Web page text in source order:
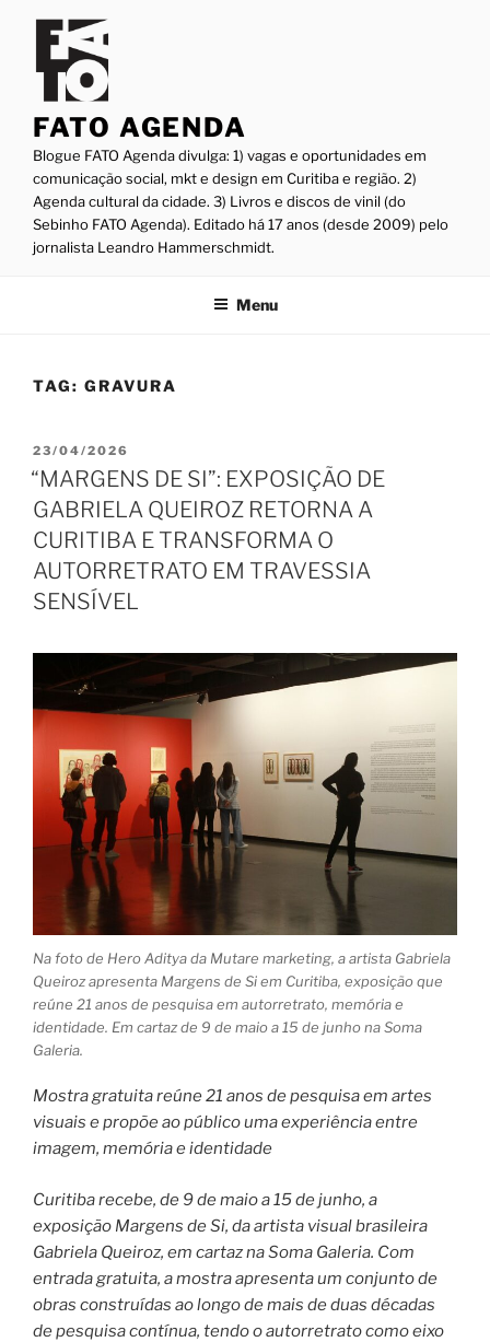
conteúdo
FATO AGENDA
Blogue FATO Agenda divulga: 1) vagas e oportunidades em
comunicação social, mkt e design em Curitiba e região. 2)
Agenda cultural da cidade. 3) Livros e discos de vinil (do
Sebinho FATO Agenda). Editado há 17 anos (desde 2009) pelo
jornalista Leandro Hammerschmidt.
Menu
TAG: GRAVURA
PUBLICADO
EM
23/04/2026
“MARGENS DE SI”: EXPOSIÇÃO DE
GABRIELA QUEIROZ RETORNA A
CURITIBA E TRANSFORMA O
AUTORRETRATO EM TRAVESSIA
SENSÍVEL
Na foto de Hero Aditya da Mutare marketing, a artista Gabriela
Queiroz apresenta Margens de Si em Curitiba, exposição que
reúne 21 anos de pesquisa em autorretrato, memória e
identidade. Em cartaz de 9 de maio a 15 de junho na Soma
Galeria.
Mostra gratuita reúne 21 anos de pesquisa em artes
visuais e propõe ao público uma experiência entre
imagem, memória e identidade
Curitiba recebe, de 9 de maio a 15 de junho, a
exposição Margens de Si, da artista visual brasileira
Gabriela Queiroz, em cartaz na Soma Galeria. Com
entrada gratuita, a mostra apresenta um conjunto de
obras construídas ao longo de mais de duas décadas
de pesquisa contínua, tendo o autorretrato como eixo